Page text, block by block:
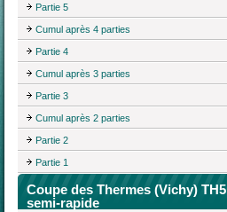
Partie 5
Cumul après 4 parties
Partie 4
Cumul après 3 parties
Partie 3
Cumul après 2 parties
Partie 2
Partie 1
Coupe des Thermes (Vichy) TH5
semi-rapide